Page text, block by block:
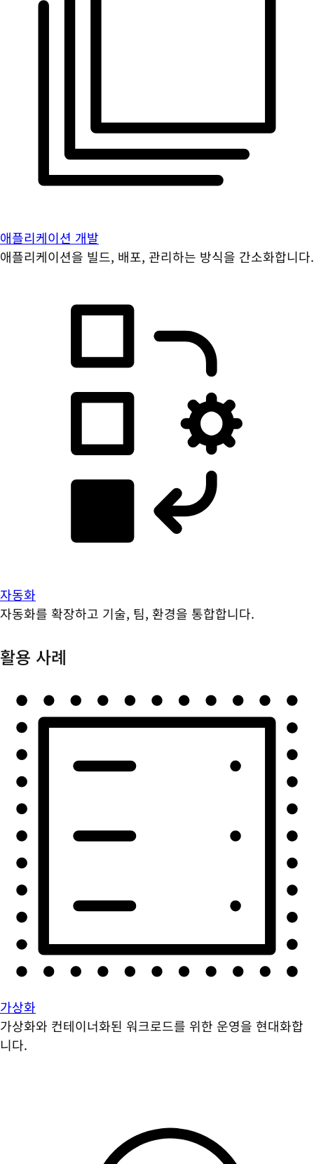
애플리케이션 개발
애플리케이션을 빌드, 배포, 관리하는 방식을 간소화합니다.
자동화
자동화를 확장하고 기술, 팀, 환경을 통합합니다.
활용 사례
가상화
가상화와 컨테이너화된 워크로드를 위한 운영을 현대화합
니다.